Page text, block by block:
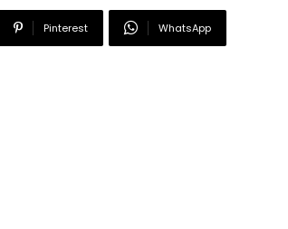
Pinterest WhatsApp